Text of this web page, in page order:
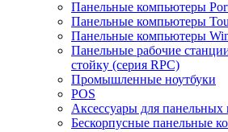
Панельные компьютеры
Панельные компьютеры
Панельные компьютеры
Панельные рабочие
стойку (серия RPC)
Промышленные ноутбуки
POS
Аксессуары для панельных
Бескорпусные панельные